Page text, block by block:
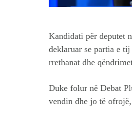
Kandidati për deputet
deklaruar se partia e
rrethanat dhe
Duke folur në Debat
vendin dhe jo të